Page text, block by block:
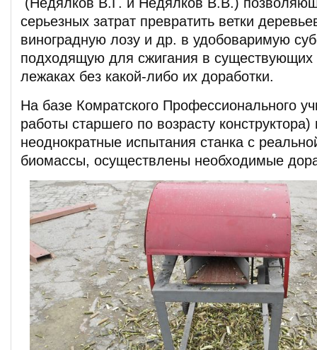
серьезных затрат превратить ветки
виноградную лозу и др. в удобоваримую
подходящую для сжигания в существующих
лежаках без какой-либо их доработки.
На базе Комратского Профессионального
работы старшего по возрасту
неоднократные испытания станка с
биомассы, осуществлены необходимые